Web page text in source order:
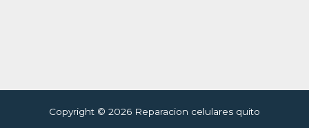
Copyright © 2026 Reparacion celulares quito